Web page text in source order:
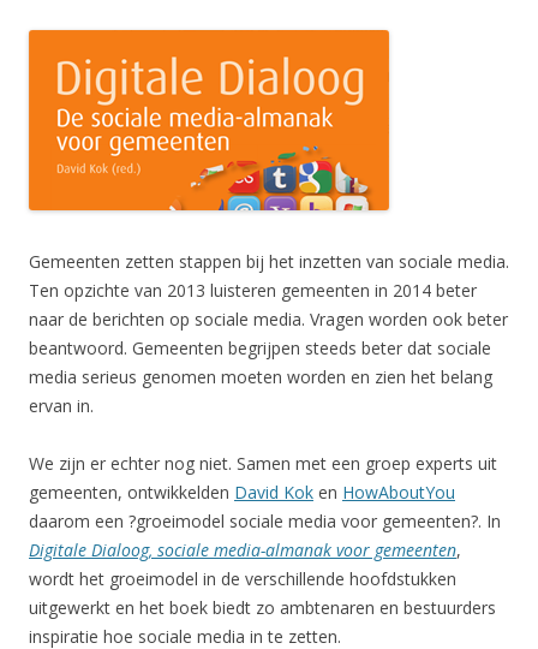
Gemeenten zetten stappen bij het inzetten van sociale media.
Ten opzichte van 2013 luisteren gemeenten in 2014 beter
naar de berichten op sociale media. Vragen worden ook beter
beantwoord. Gemeenten begrijpen steeds beter dat sociale
media serieus genomen moeten worden en zien het belang
ervan in.
We zijn er echter nog niet. Samen met een groep experts uit
gemeenten, ontwikkelden David Kok en HowAboutYou
daarom een ?groeimodel sociale media voor gemeenten?. In
Digitale Dialoog, sociale media-almanak voor gemeenten,
wordt het groeimodel in de verschillende hoofdstukken
uitgewerkt en het boek biedt zo ambtenaren en bestuurders
inspiratie hoe sociale media in te zetten.